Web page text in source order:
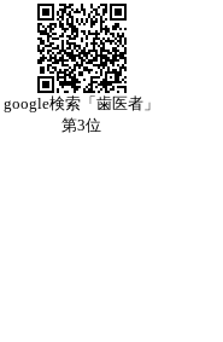
google検索「歯医者」
第3位